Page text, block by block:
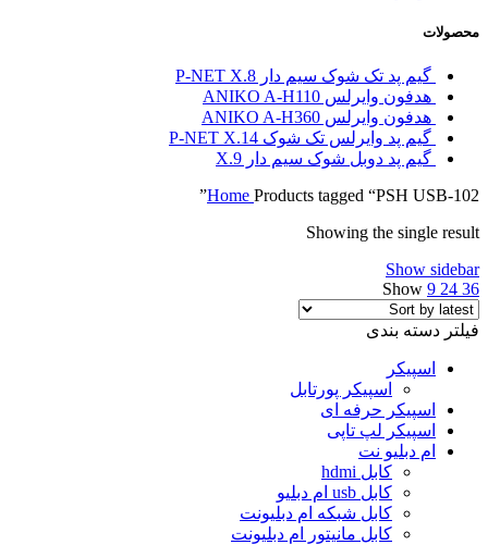
محصولات
گیم پد تک شوک سیم دار P-NET X.8
هدفون وایرلس ANIKO A-H110
هدفون وایرلس ANIKO A-H360
گیم پد وایرلس تک شوک P-NET X.14
گیم پد دوبل شوک سیم دار X.9
Home Products tagged “PSH USB-102”
Showing the single result
Show sidebar
Show 9 24 36
فیلتر دسته بندی
اسپیکر
اسپیکر پورتابل
اسپیکر حرفه ای
اسپیکر لپ تاپی
ام دبلیو نت
کابل hdmi
کابل usb ام دبلیو
کابل شبکه ام دبلیونت
کابل مانیتور ام دبلیونت